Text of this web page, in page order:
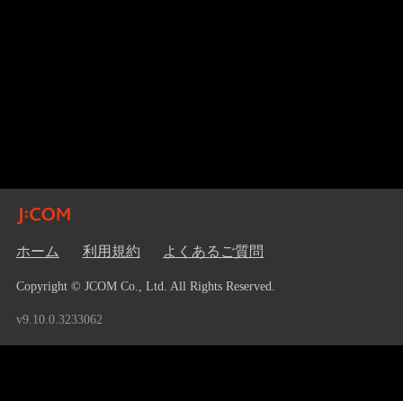
ホーム 利用規約 よくあるご質問
Copyright © JCOM Co., Ltd. All Rights Reserved.
v9.10.0.3233062